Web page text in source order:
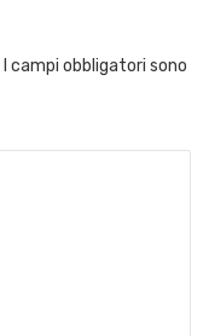
I campi obbligatori sono